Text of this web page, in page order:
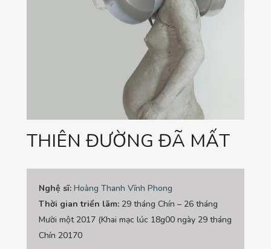
THIÊN ĐƯỜNG ĐÃ MẤT
Nghệ sĩ: Hoàng Thanh Vĩnh Phong
Thời gian triển lãm: 29 tháng Chín – 26 tháng
Mười một 2017 (Khai mạc lúc 18g00 ngày 29 tháng
Chín 20170